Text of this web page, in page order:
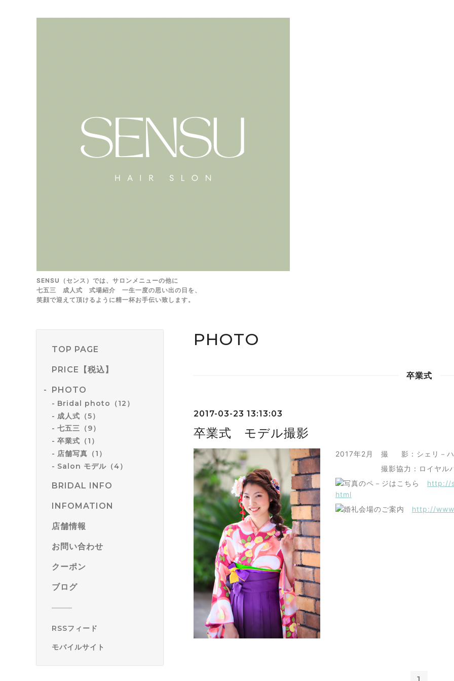
SENSU（センス）では、サロンメニューの他に
七五三 成人式 式場紹介 一生一度の思い出の日を、
笑顔で迎えて頂けるように精一杯お手伝い致します。
TOP PAGE
PRICE【税込】
PHOTO
Bridal photo（12）
成人式（5）
七五三（9）
卒業式（1）
店舗写真（1）
Salon モデル（4）
BRIDAL INFO
INFOMATION
店舗情報
お問い合わせ
クーポン
ブログ
RSSフィード
モバイルサイト
PHOTO
卒業式
2017-03-23 13:13:03
卒業式 モデル撮影
2017年2月 撮 影：シェリ－
撮影協力：ロイヤルパ－
http://
html
http://